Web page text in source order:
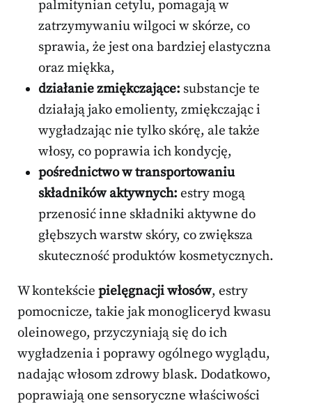
palmitynian cetylu, pomagają w
zatrzymywaniu wilgoci w skórze, co
sprawia, że jest ona bardziej elastyczna
oraz miękka,
działanie zmiękczające: substancje te
działają jako emolienty, zmiękczając i
wygładzając nie tylko skórę, ale także
włosy, co poprawia ich kondycję,
pośrednictwo w transportowaniu
składników aktywnych: estry mogą
przenosić inne składniki aktywne do
głębszych warstw skóry, co zwiększa
skuteczność produktów kosmetycznych.
W kontekście pielęgnacji włosów, estry
pomocnicze, takie jak monogliceryd kwasu
oleinowego, przyczyniają się do ich
wygładzenia i poprawy ogólnego wyglądu,
nadając włosom zdrowy blask. Dodatkowo,
poprawiają one sensoryczne właściwości